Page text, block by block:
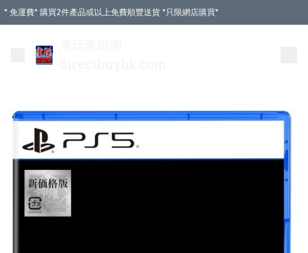
* 免運費* 購買2件產品或以上免費順豐送貨 *只限網店購買*